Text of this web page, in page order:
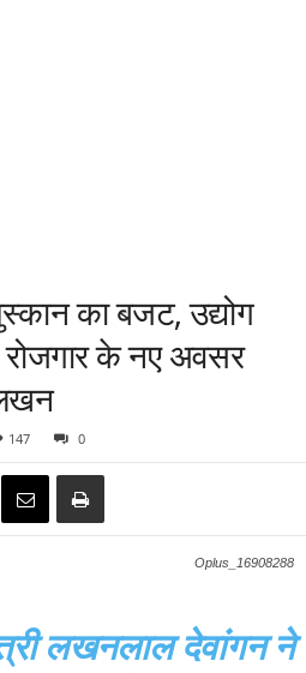
का बजट, उद्योग
के नए अवसर
147 0
Oplus_16908288
लखनलाल देवांगन ने